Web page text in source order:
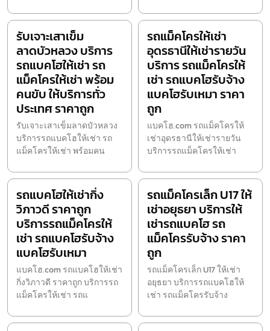
รับเจาะเสาเข็ม
ลาดบัวหลวง บริการ
รถแบคโฮให้เช่า รถ
แม็คโครให้เช่า พร้อม
คนขับ ให้บริการทั่ว
ประเทศ ราคาถูก
รับเจาะเสาเข็มลาดบัวหลวง
บริการรถแบคโฮให้เช่า รถ
แม็คโครให้เช่า พร้อมคน
รถแม็คโครให้เช่า
อุดรธานีให้เช่ารายวัน
บริการ รถแม็คโครให้
เช่า รถแบคโฮรับจ้าง
แบคโฮรับเหมา ราคา
ถูก
แบคโฮ.com รถแม็คโครให้
เช่าอุดรธานีให้เช่ารายวัน
บริการรถแม็คโครให้เช่า
รถแบคโฮให้เช่ากิ่ง
วิภาวดี ราคาถูก
บริการรถแม็คโครให้
เช่า รถแบคโฮรับจ้าง
แบคโฮรับเหมา
แบคโฮ.com รถแบคโฮให้เช่า
กิ่งวิภาวดี ราคาถูก บริการรถ
แม็คโครให้เช่า รถแ
รถแม็คโครเล็ก U17 ให้
เช่าอยุธยา บริการให้
เช่ารถแบคโฮ รถ
แม็คโครรับจ้าง ราคา
ถูก
รถแม็คโครเล็ก U17 ให้เช่า
อยุธยา บริการรถแบคโฮให้
เช่า รถแม็คโครรับจ้าง